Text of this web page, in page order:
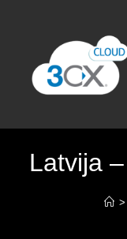
Latvija
>